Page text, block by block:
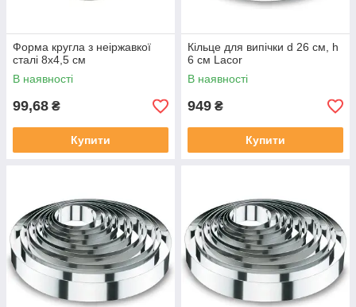
Форма кругла з неіржавкої
сталі 8х4,5 см
В наявності
99,68 ₴
Купити
Кільце для випічки d 26 см, h
6 cм Lacor
В наявності
949 ₴
Купити